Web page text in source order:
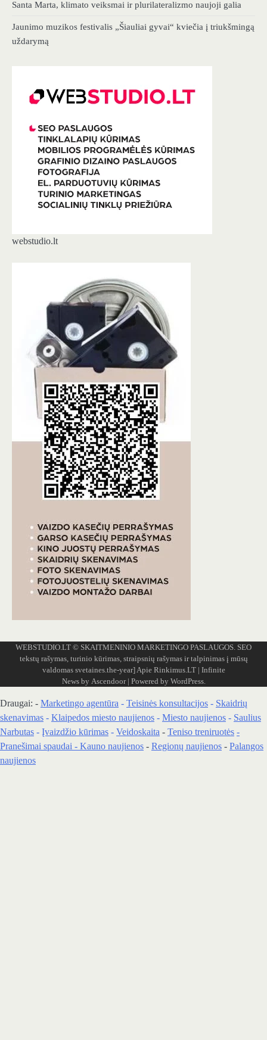
Santa Marta, klimato veiksmai ir plurilateralizmo naujoji galia
Jaunimo muzikos festivalis „Šiauliai gyvai“ kviečia į triukšmingą
uždarymą
webstudio.lt
WEBSTUDIO.LT © SKAITMENINIO MARKETINGO PASLAUGOS. SEO
tekstų rašymas, turinio kūrimas, straipsnių rašymas ir talpinimas į mūsų
valdomas svetaines.the-year]Apie Rinkimus.LT| Infinite
News by Ascendoor| Powered by WordPress.
Draugai: - Marketingo agentūra - Teisinės konsultacijos - Skaidrių
skenavimas - Klaipedos miesto naujienos - Miesto naujienos - Saulius
Narbutas - Įvaizdžio kūrimas - Veidoskaita - Teniso treniruotės -
Pranešimai spaudai - Kauno naujienos - Regionų naujienos - Palangos
naujienos